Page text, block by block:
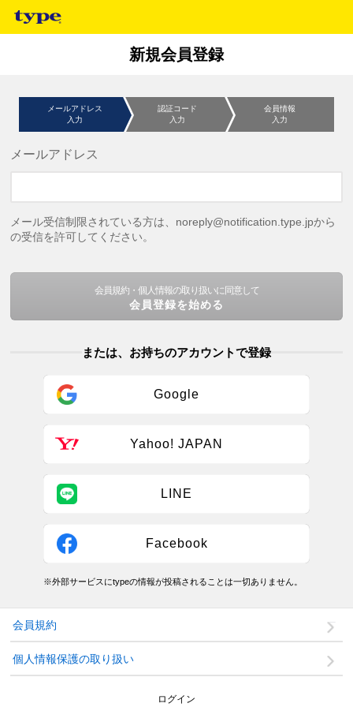
新規会員登録
メールアドレス
入力
認証コード
入力
会員情報
入力
メールアドレス
メール受信制限されている方は、noreply@notification.type.jpから
の受信を許可してください。
会員規約・個人情報の取り扱いに同意して
会員登録を始める
または、お持ちのアカウントで登録
Google
Yahoo! JAPAN
LINE
Facebook
※外部サービスにtypeの情報が投稿されることは一切ありません。
会員規約
個人情報保護の取り扱い
ログイン